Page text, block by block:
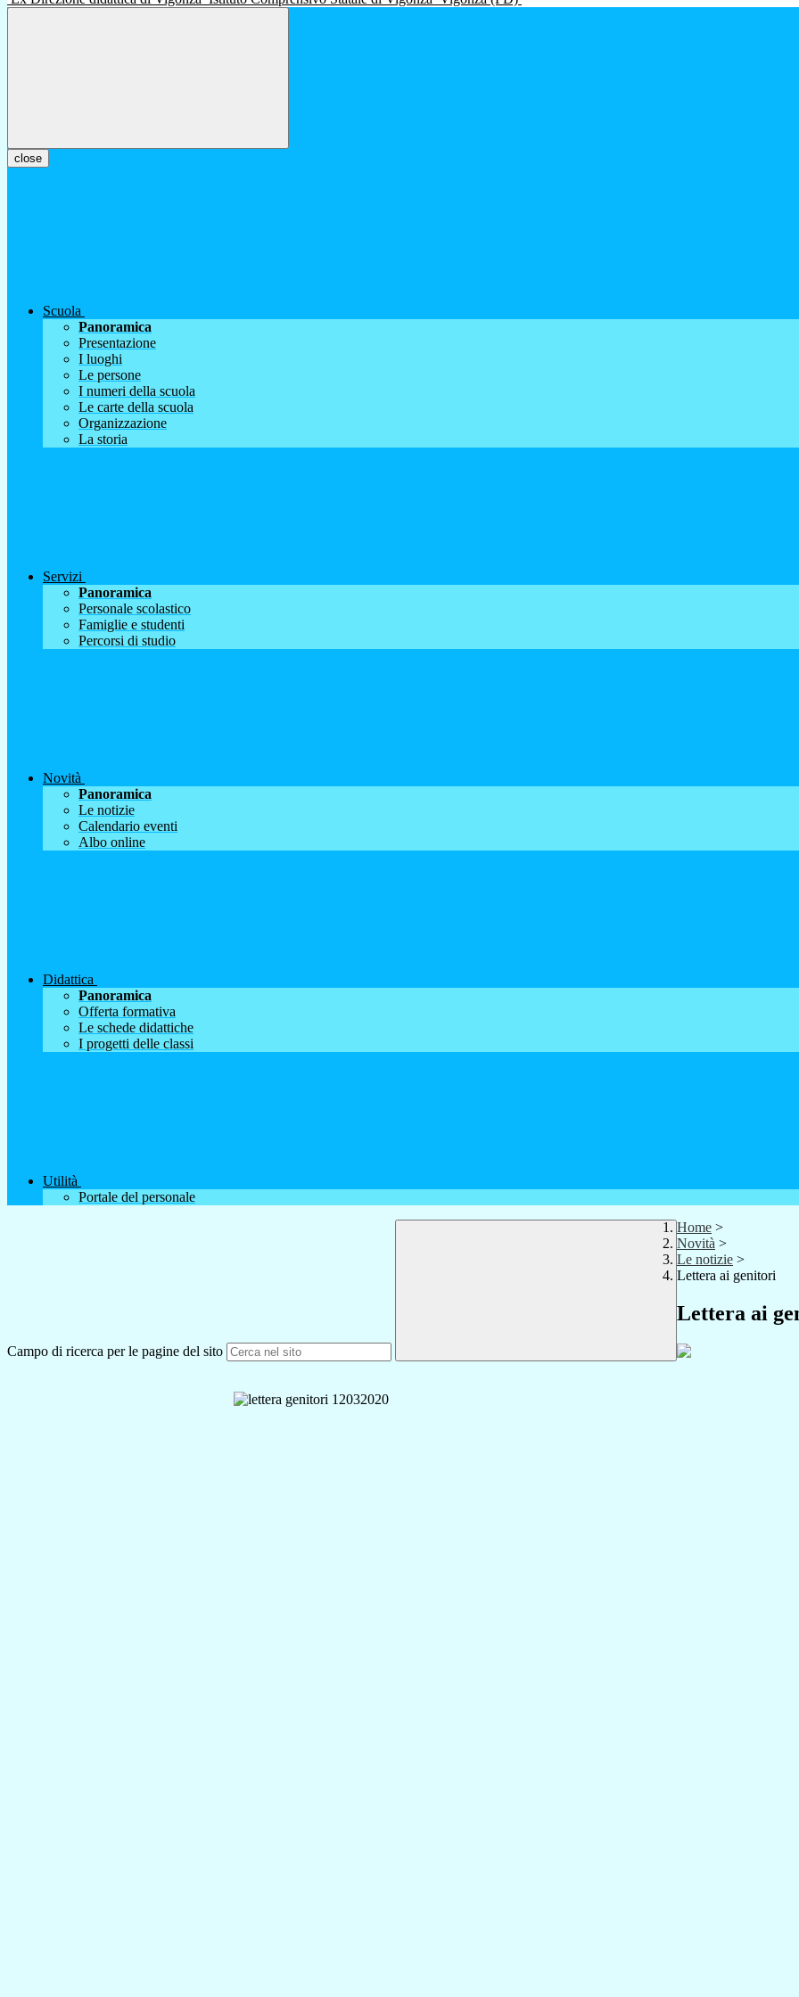
close
Scuola
Panoramica
Presentazione
I luoghi
Le persone
I numeri della scuola
Le carte della scuola
Organizzazione
La storia
Servizi
Panoramica
Personale scolastico
Famiglie e studenti
Percorsi di studio
Novità
Panoramica
Le notizie
Calendario eventi
Albo online
Didattica
Panoramica
Offerta formativa
Le schede didattiche
I progetti delle classi
Utilità
Portale del personale
Campo di ricerca per le pagine del sito
Home >
Novità >
Le notizie >
Lettera ai genitori
Lettera ai